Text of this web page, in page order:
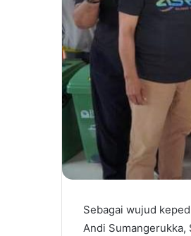
Sebagai wujud
Andi Sumangerukka,